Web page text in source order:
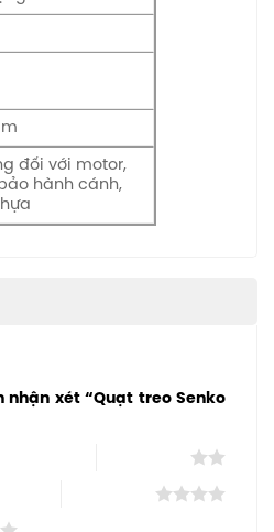
đối với motor,
hành cánh,
nhận xét “Quạt treo Senko